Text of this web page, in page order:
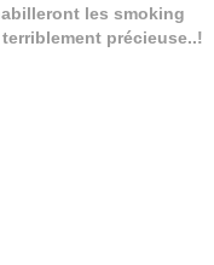
les smoking
précieuse..!